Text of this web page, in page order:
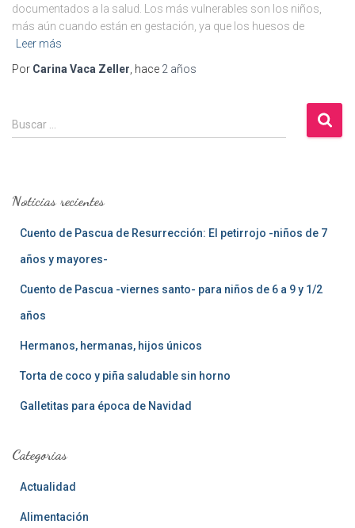
documentados a la salud. Los más vulnerables son los niños,
más aún cuando están en gestación, ya que los huesos de
Leer más
Por Carina Vaca Zeller , hace 2 años
B
u
r
Buscar …
Noticias recientes
Cuento de Pascua de Resurrección: El petirrojo -niños de 7
años y mayores-
Cuento de Pascua -viernes santo- para niños de 6 a 9 y 1/2
años
Hermanos, hermanas, hijos únicos
Torta de coco y piña saludable sin horno
Galletitas para época de Navidad
Categorias
Actualidad
Alimentación